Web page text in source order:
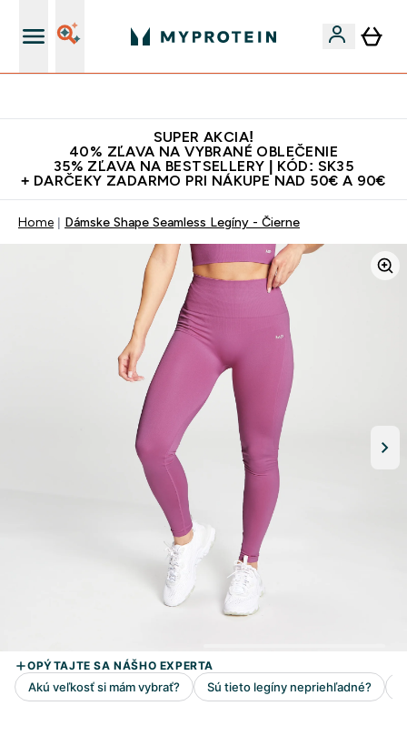
SUPER AKCIA!
40% ZĽAVA NA VYBRANÉ OBLEČENIE
35% ZĽAVA NA BESTSELLERY | KÓD: SK35
+ DARČEKY ZADARMO PRI NÁKUPE NAD 50€ A 90€
Home Dámske Shape Seamless Legíny - Čierne